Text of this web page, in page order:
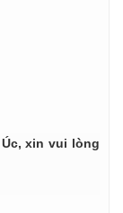
xin vui lòng